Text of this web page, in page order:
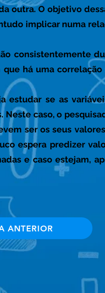
outra. O objetivo
implicar numa
consistentemente
há uma correlação
estudar se as
caso, o
ser os seus
espera predizer
e caso estejam,
ANTERIOR